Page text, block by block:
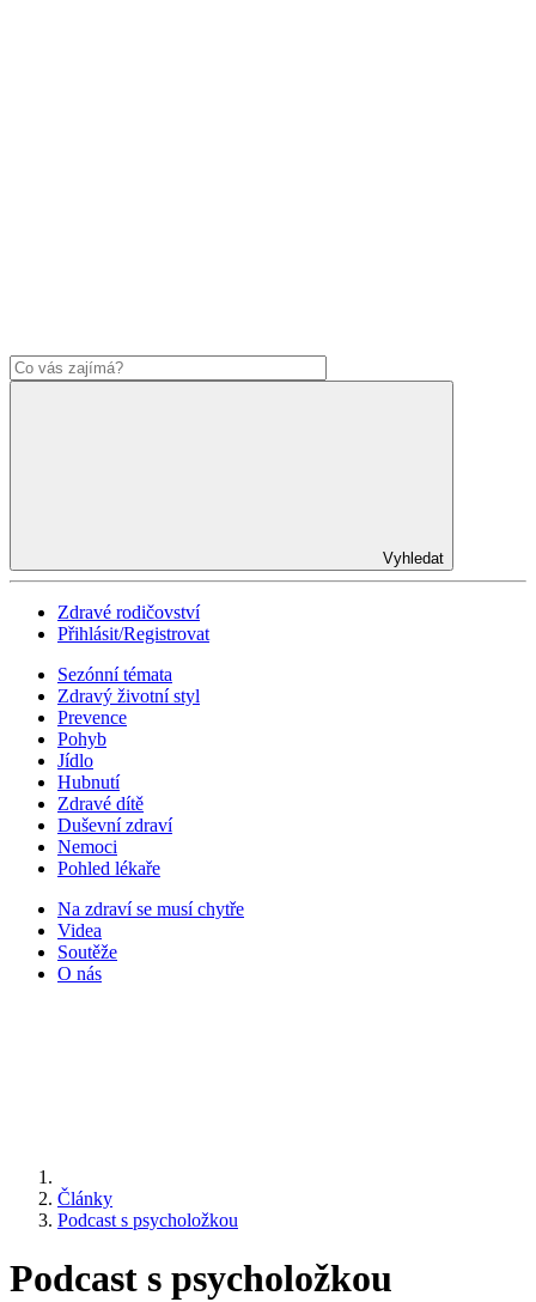
Vyhledat
Zdravé rodičovství
Přihlásit/Registrovat
Sezónní témata
Zdravý životní styl
Prevence
Pohyb
Jídlo
Hubnutí
Zdravé dítě
Duševní zdraví
Nemoci
Pohled lékaře
Na zdraví se musí chytře
Videa
Soutěže
O nás
Články
Podcast s psycholožkou
Podcast s psycholožkou